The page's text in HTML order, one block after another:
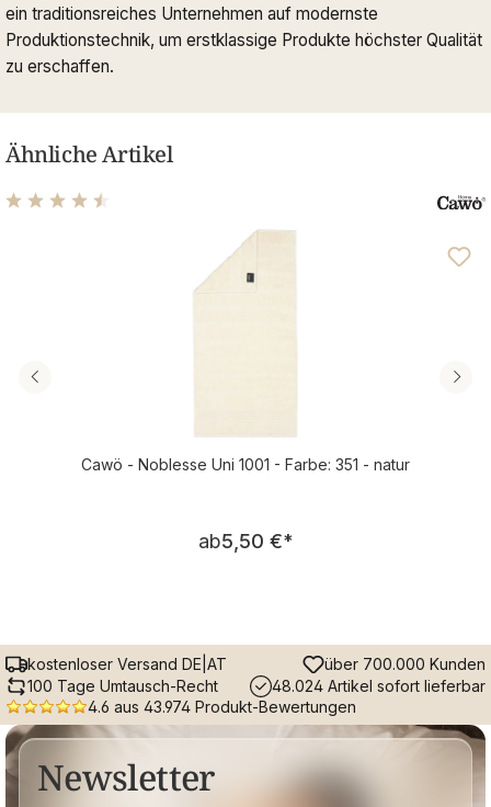
ein traditionsreiches Unternehmen auf modernste
Produktionstechnik, um erstklassige Produkte höchster Qualität
zu erschaffen.
Ähnliche Artikel
Durchschnittliche Bewertung von 4.61 von 5 Sternen
Cawö - Noblesse Uni 1001 - Farbe: 351 - natur
Regulärer Preis:
ab5,50 €*
kostenloser Versand DE|AT
über 700.000 Kunden
100 Tage Umtausch-Recht
48.024 Artikel sofort lieferbar
4.6 aus 43.974 Produkt-Bewertungen
Newsletter